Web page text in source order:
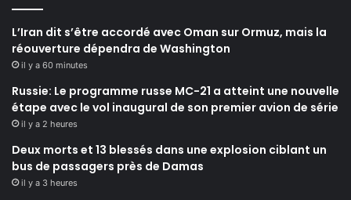
L’Iran dit s’être accordé avec Oman sur Ormuz, mais la
réouverture dépendra de Washington
il y a 60 minutes
Russie: Le programme russe MC-21 a atteint une nouvelle
étape avec le vol inaugural de son premier avion de série
il y a 2 heures
Deux morts et 13 blessés dans une explosion ciblant un
bus de passagers près de Damas
il y a 3 heures